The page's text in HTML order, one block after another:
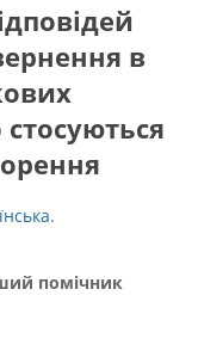
в
.
помічник